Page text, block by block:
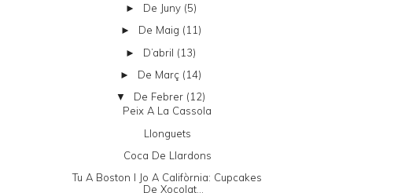
► De Juny (5)
► De Maig (11)
► D’abril (13)
► De Març (14)
▼ De Febrer (12)
Peix A La Cassola
Llonguets
Coca De Llardons
Tu A Boston I Jo A Califòrnia: Cupcakes
De Xocolat...